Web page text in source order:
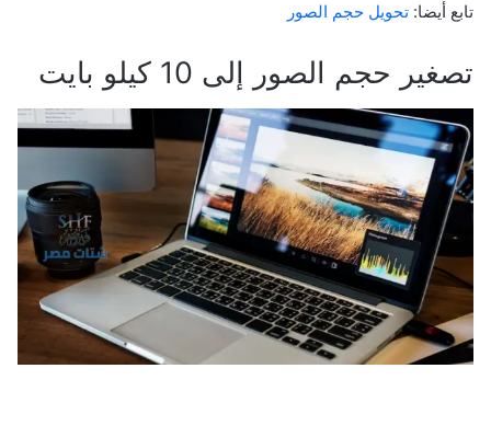
تابع أيضا: تحويل حجم الصور
تصغير حجم الصور إلى 10 كيلو بايت